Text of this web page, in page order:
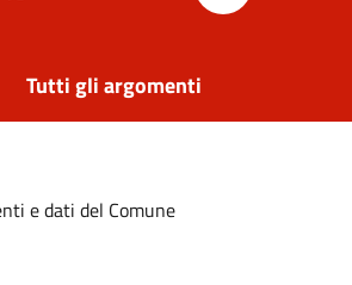
Tutti gli argomenti
e dati del Comune